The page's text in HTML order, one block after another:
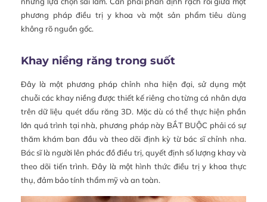
phương pháp điều trị y khoa và một sản phẩm tiêu dùng
không rõ nguồn gốc.
Khay niềng răng trong suốt
Đây là một phương pháp chỉnh nha hiện đại, sử dụng một
chuỗi các khay niềng được thiết kế riêng cho từng cá nhân dựa
trên dữ liệu quét dấu răng 3D. Mặc dù có thể thực hiện phần
lớn quá trình tại nhà, phương pháp này BẮT BUỘC phải có sự
thăm khám ban đầu và theo dõi định kỳ từ bác sĩ chỉnh nha.
Bác sĩ là người lên phác đồ điều trị, quyết định số lượng khay và
theo dõi tiến trình. Đây là một hình thức điều trị y khoa thực
thụ, đảm bảo tính thẩm mỹ và an toàn.